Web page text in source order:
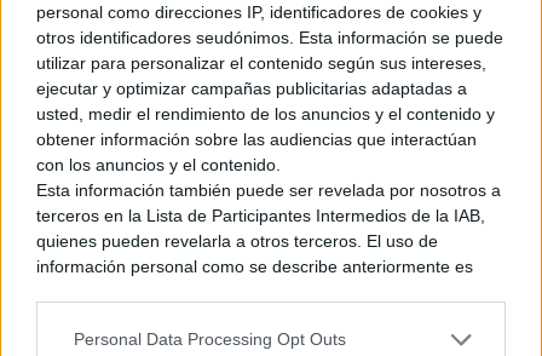
personal como direcciones IP, identificadores de cookies y
otros identificadores seudónimos. Esta información se puede
utilizar para personalizar el contenido según sus intereses,
ejecutar y optimizar campañas publicitarias adaptadas a
usted, medir el rendimiento de los anuncios y el contenido y
obtener información sobre las audiencias que interactúan
con los anuncios y el contenido.
Esta información también puede ser revelada por nosotros a
terceros en la Lista de Participantes Intermedios de la IAB,
quienes pueden revelarla a otros terceros. El uso de
información personal como se describe anteriormente es
generamos contenido relevante para nuestra audiencia.
Personal Data Processing Opt Outs